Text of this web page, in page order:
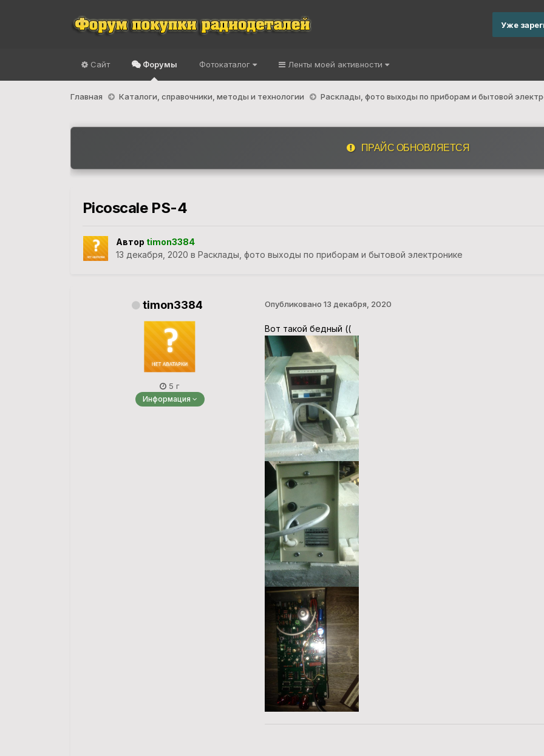
Уже
Сайт Форумы Фотокаталог Ленты моей активности
Главная Каталоги, справочники, методы и технологии Расклады, фото выходы по приборам и бытовой
ПРАЙС ОБНОВЛЯЕТСЯ
Picoscale PS-4
Автор timon3384
13 декабря, 2020 в Расклады, фото выходы по приборам и бытовой электронике
timon3384
5 г
Информация
Опубликовано 13 декабря, 2020
Вот такой бедный ((